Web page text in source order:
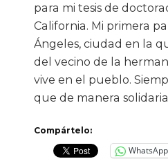
para mi tesis de
California. Mi primera
Ángeles, ciudad en la
del vecino de la
vive en el pueblo.
que de manera
Compártelo:
WhatsApp